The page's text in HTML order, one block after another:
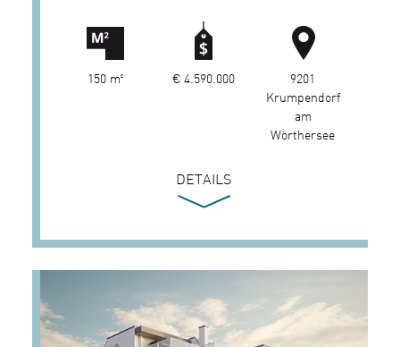
150 m² € 4.590.000
9201
Krumpendorf
am
Wörthersee
DETAILS